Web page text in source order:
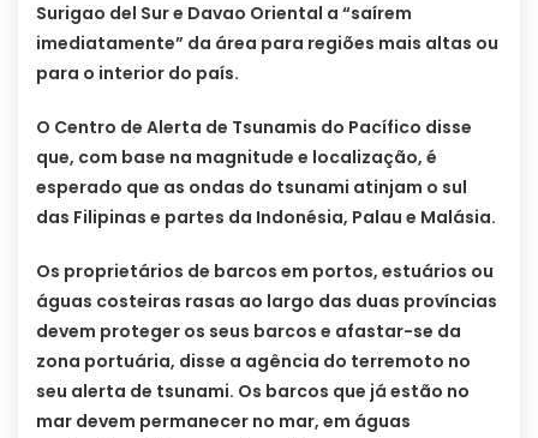
Surigao del Sur e Davao Oriental a “saírem
imediatamente” da área para regiões mais altas ou
para o interior do país.
O Centro de Alerta de Tsunamis do Pacífico disse
que, com base na magnitude e localização, é
esperado que as ondas do tsunami atinjam o sul
das Filipinas e partes da Indonésia, Palau e Malásia.
Os proprietários de barcos em portos, estuários ou
águas costeiras rasas ao largo das duas províncias
devem proteger os seus barcos e afastar-se da
zona portuária, disse a agência do terremoto no
seu alerta de tsunami. Os barcos que já estão no
mar devem permanecer no mar, em águas